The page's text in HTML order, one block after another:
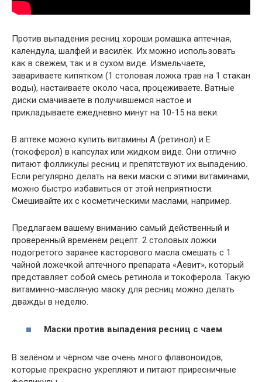
Против выпадения ресниц хороши ромашка аптечная,
календула, шалфей и василёк. Их можно использовать
как в свежем, так и в сухом виде. Измельчаете,
завариваете кипятком (1 столовая ложка трав на 1 стакан
воды), настаиваете около часа, процеживаете. Ватные
диски смачиваете в получившемся настое и
прикладываете ежедневно минут на 10-15 на веки.
В аптеке можно купить витамины А (ретинол) и Е
(токоферол) в капсулах или жидком виде. Они отлично
питают фолликулы ресниц и препятствуют их выпадению.
Если регулярно делать на веки маски с этими витаминами,
можно быстро избавиться от этой неприятности.
Смешивайте их с косметическими маслами, например.
Предлагаем вашему вниманию самый действенный и
проверенный временем рецепт. 2 столовых ложки
подогретого заранее касторового масла смешать с 1
чайной ложечкой аптечного препарата «Аевит», который
представляет собой смесь ретинола и токоферола. Такую
витаминно-масляную маску для ресниц можно делать
дважды в неделю.
Маски против выпадения ресниц с чаем
В зелёном и чёрном чае очень много флавоноидов,
которые прекрасно укрепляют и питают приресничные